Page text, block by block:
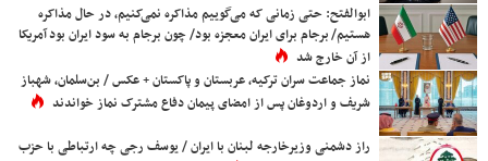
ابوالفتح: حتی زمانی که می‌گوییم مذاکره نمی‌کنیم، در حال مذاکره
هستیم/ برجام برای ایران معجزه بود/ چون برجام به سود ایران بود آمریکا
از آن خارج شد
نماز جماعت سران ترکیه، عربستان و پاکستان + عکس / بن‌سلمان، شهباز
شریف و اردوغان پس از امضای پیمان دفاع مشترک نماز خواندند
راز دشمنی وزیرخارجه لبنان با ایران / یوسف رجی چه ارتباطی با حزب